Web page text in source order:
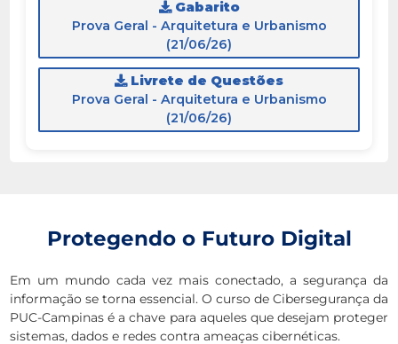
Gabarito
Prova Geral - Arquitetura e Urbanismo
(21/06/26)
Livrete de Questões
Prova Geral - Arquitetura e Urbanismo
(21/06/26)
Protegendo o Futuro Digital
Em um mundo cada vez mais conectado, a segurança da
informação se torna essencial. O curso de Cibersegurança da
PUC-Campinas é a chave para aqueles que desejam proteger
sistemas, dados e redes contra ameaças cibernéticas.